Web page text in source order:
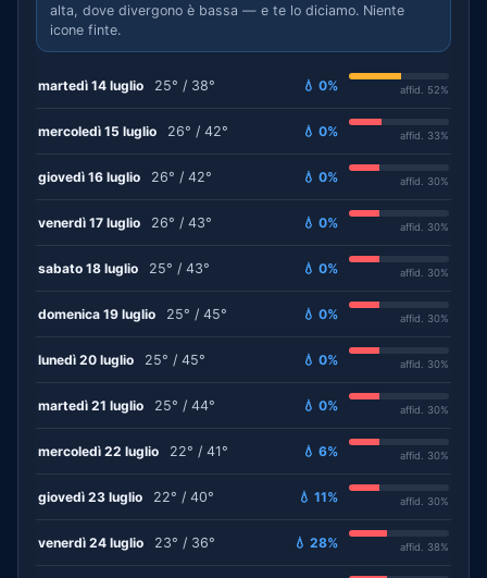
alta, dove divergono è bassa — e te lo diciamo. Niente
icone finte.
martedì 14 luglio 25° / 38° 💧 0% affid. 52%
mercoledì 15 luglio 26° / 42° 💧 0% affid. 33%
giovedì 16 luglio 26° / 42° 💧 0% affid. 30%
venerdì 17 luglio 26° / 43° 💧 0% affid. 30%
sabato 18 luglio 25° / 43° 💧 0% affid. 30%
domenica 19 luglio 25° / 45° 💧 0% affid. 30%
lunedì 20 luglio 25° / 45° 💧 0% affid. 30%
martedì 21 luglio 25° / 44° 💧 0% affid. 30%
mercoledì 22 luglio 22° / 41° 💧 6% affid. 30%
giovedì 23 luglio 22° / 40° 💧 11% affid. 30%
venerdì 24 luglio 23° / 36° 💧 28% affid. 38%